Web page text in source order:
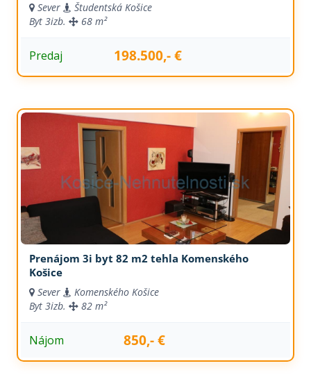
Sever
Študentská Košice
Byt 3izb. 68 m²
Predaj 198.500,- €
Prenájom 3i byt 82 m2 tehla Komenského
Košice
Sever
Komenského Košice
Byt 3izb. 82 m²
Nájom 850,- €